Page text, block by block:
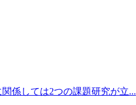
係しては2つの課題研究が立...